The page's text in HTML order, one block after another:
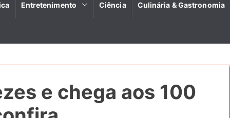
Entretenimento Ciência Culinária & Gastronomia
e chega aos 100